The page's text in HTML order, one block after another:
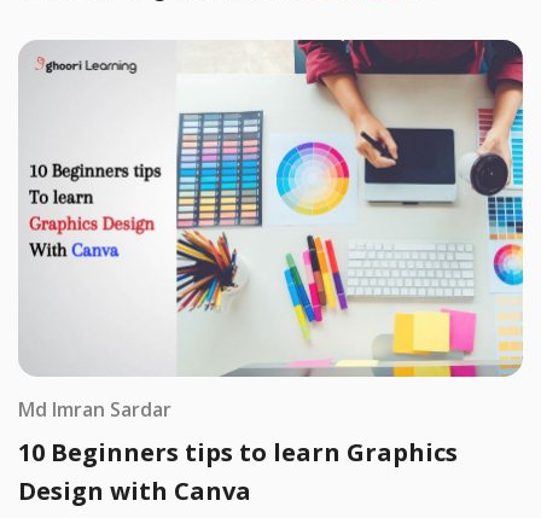
Md Imran Sardar
10 Beginners tips to learn Graphics
Design with Canva